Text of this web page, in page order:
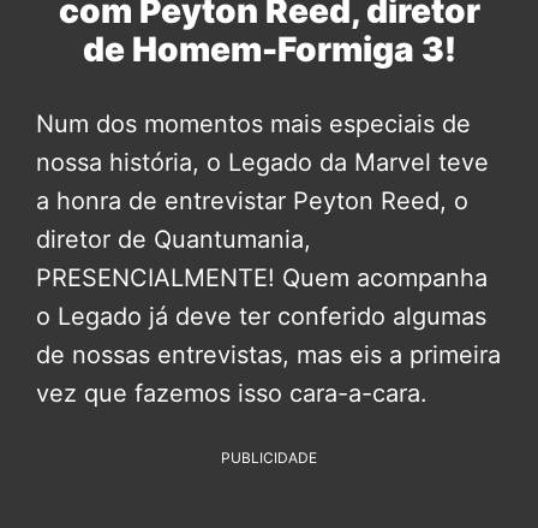
com Peyton Reed, diretor
de Homem-Formiga 3!
Num dos momentos mais especiais de
nossa história, o Legado da Marvel teve
a honra de entrevistar Peyton Reed, o
diretor de Quantumania,
PRESENCIALMENTE! Quem acompanha
o Legado já deve ter conferido algumas
de nossas entrevistas, mas eis a primeira
vez que fazemos isso cara-a-cara.
PUBLICIDADE